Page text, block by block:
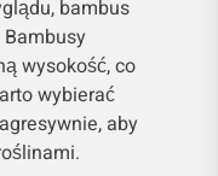
bambus
wysokość, co
wybierać
aby